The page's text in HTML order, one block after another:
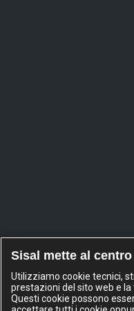
Sisal mette al
Utilizziamo cookie tecnici,
prestazioni del sito web e
Questi cookie possono